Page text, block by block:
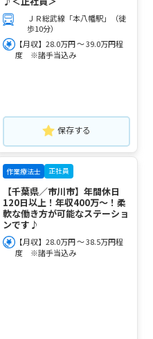
ＪＲ総武線「本八幡駅」（徒
歩10分）
【月収】28.0万円 ～ 39.0万円程
度 ※諸手当込み
保存する
作業療法士 正社員
【千葉県／市川市】年間休日
120日以上！年収400万～！柔
軟な働き方が可能なステーショ
ンです♪
【月収】28.0万円 ～ 38.5万円程
度 ※諸手当込み